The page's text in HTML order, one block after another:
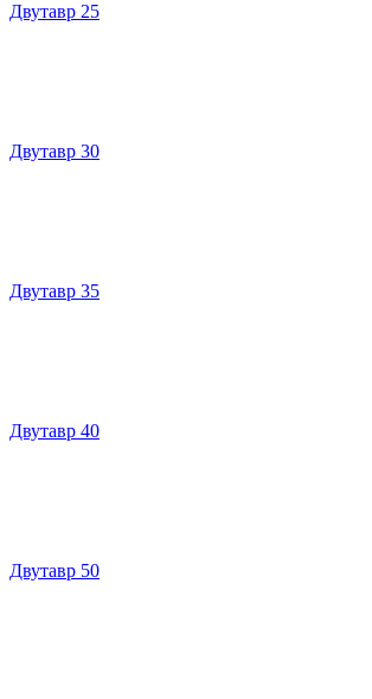
Двутавр 25
Двутавр 30
Двутавр 35
Двутавр 40
Двутавр 50